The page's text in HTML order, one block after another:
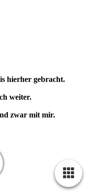
hierher gebracht.
weiter.
zwar mit mir.